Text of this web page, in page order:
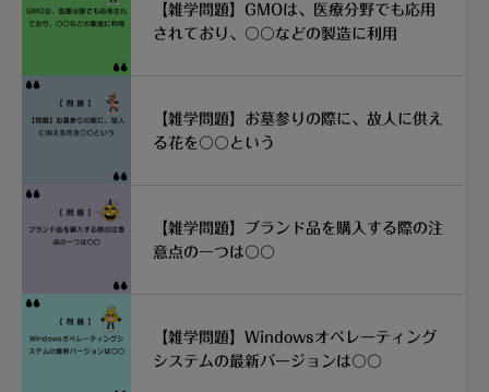
【雑学問題】GMOは、医療分野でも応用
されており、〇〇などの製造に利用
【雑学問題】お墓参りの際に、故人に供え
る花を〇〇という
【雑学問題】ブランド品を購入する際の注
意点の一つは〇〇
【雑学問題】Windowsオペレーティング
システムの最新バージョンは〇〇